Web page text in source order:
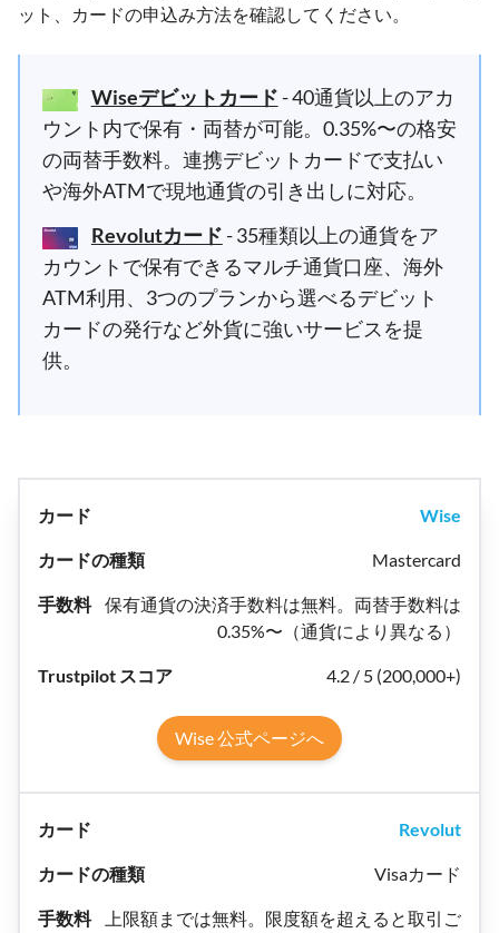
ット、カードの申込み方法を確認してください。
Wiseデビットカード - 40通貨以上のアカ
ウント内で保有・両替が可能。0.35%〜の格安
の両替手数料。連携デビットカードで支払い
や海外ATMで現地通貨の引き出しに対応。
Revolutカード - 35種類以上の通貨をア
カウントで保有できるマルチ通貨口座、海外
ATM利用、3つのプランから選べるデビット
カードの発行など外貨に強いサービスを提
供。
Wise
Mastercard
保有通貨の決済手数料は無料。両替手数料は
0.35%〜（通貨により異なる）
4.2 / 5 (200,000+)
Wise 公式ページへ
Revolut
Visaカード
上限額までは無料。限度額を超えると取引ご